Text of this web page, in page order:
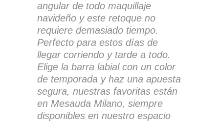
angular de todo maquillaje
navideño y este retoque no
requiere demasiado tiempo.
Perfecto para estos días de
llegar corriendo y tarde a todo.
Elige la barra labial con un color
de temporada y haz una apuesta
segura, nuestras favoritas están
en Mesauda Milano, siempre
disponibles en nuestro espacio